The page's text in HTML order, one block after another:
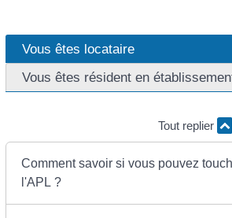
Vous êtes locataire
Vous êtes résident en
Tout replier
Comment savoir si vous pouvez
l'APL ?